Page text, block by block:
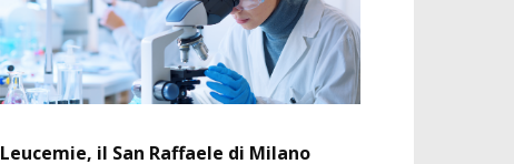
Leucemie, il San Raffaele di Milano